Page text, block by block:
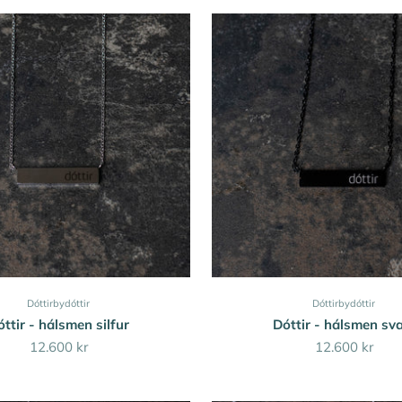
Dóttirbydóttir
- hálsmen silfur
Sale price
12.600 kr
Dóttirbydóttir
Dóttir - hálsmen
Sale price
12.600 kr